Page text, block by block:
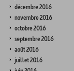
décembre 2016
novembre 2016
octobre 2016
septembre 2016
août 2016
juillet 2016